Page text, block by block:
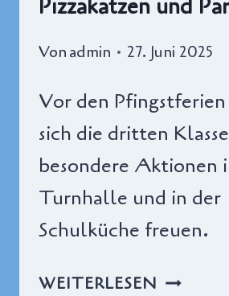
Pizzakatzen und
Vonadmin 27. Juni 2025
Vor den
sich die dritten
besondere Aktionen
Turnhalle und in der
Schulküche freuen.
WEITERLESEN